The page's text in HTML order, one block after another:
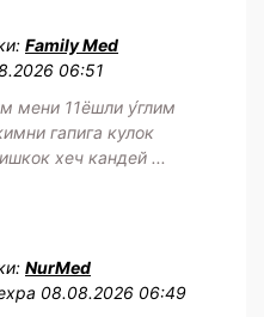
Family Med
06:51
мени 11ёшли у́глим
гапига кулок
хеч кандей ...
NurMed
08.08.2026 06:49